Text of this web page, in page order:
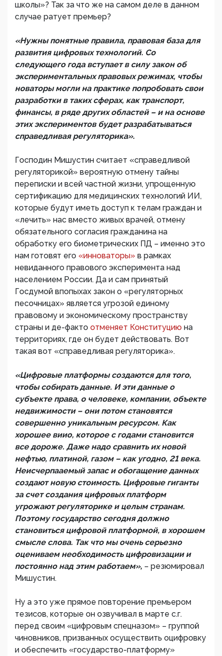
школы»? Так за что же на самом деле в данном
случае ратует премьер?
«Нужны понятные правила, правовая база для
развития цифровых технологий. Со
следующего года вступает в силу закон об
экспериментальных правовых режимах, чтобы
новаторы могли на практике попробовать свои
разработки в таких сферах, как транспорт,
финансы, в ряде других областей – и на основе
этих экспериментов будет разрабатываться
справедливая регуляторика».
Господин Мишустин считает «справедливой
регуляторикой» вероятную отмену тайны
переписки и всей частной жизни, упрощенную
сертификацию для медицинских технологий ИИ,
которые будут иметь доступ к телам граждан и
«лечить» нас вместо живых врачей, отмену
обязательного согласия гражданина на
обработку его биометрических ПД – именно это
нам готовят его «инноваторы» в рамках
невиданного правового эксперимента над
населением России. Да и сам принятый
Госдумой впопыхах закон о «регуляторных
песочницах» является угрозой единому
правовому и экономическому пространству
страны и де-факто отменяет Конституцию на
территориях, где он будет действовать. Вот
такая вот «справедливая регуляторика».
«Цифровые платформы создаются для того,
чтобы собирать данные. И эти данные о
субъекте права, о человеке, компании, объекте
недвижимости – они потом становятся
совершенно уникальным ресурсом. Как
хорошее виио, которое с годами становится
все дороже. Даже надо сравнить их новой
нефтью, платиной, газом – как угодно, 21 века.
Неисчерпааемый запас и обогащение данных
создают новую стоимость. Цифровые гиганты
за счет создания цифровых платформ
угрожают регуляторике и целым странам.
Поэтому государство сегодня должно
становиться цифровой платформой, в хорошем
смысле слова. Так что мы очень серьезно
оцениваем необходимость цифровизации и
постоянно над этим работаем», – резюмировал
Мишустин.
Ну а это уже прямое повторение премьером
тезисов, которые он озвучивал в марте с.г.
перед своим «цифровым спецназом» – группой
чиновников, призванных осуществить оцифровку
и обеспечить «государство-платформу»